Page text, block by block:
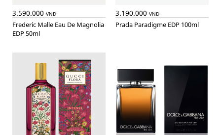
3.590.000 VNĐ
Frederic Malle Eau De Magnolia
EDP 50ml
3.190.000 VNĐ
Prada Paradigme EDP 100ml